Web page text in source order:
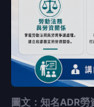
圖文：知名ADR